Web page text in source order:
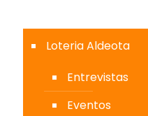
Loteria Aldeota
Entrevistas
Eventos